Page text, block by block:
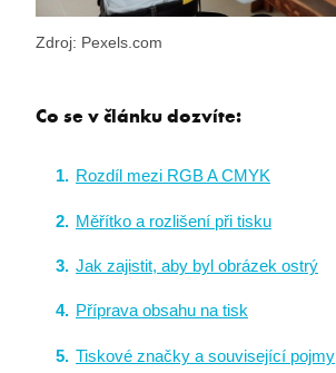
Zdroj: Pexels.com
Co se v článku dozvíte:
Rozdíl mezi RGB A CMYK
Měřítko a rozlišení při tisku
Jak zajistit, aby byl obrázek ostrý
Příprava obsahu na tisk
Tiskové značky a související pojmy